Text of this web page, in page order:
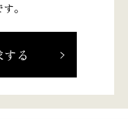
。
る